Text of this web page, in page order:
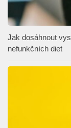
Jak dosáhnout
nefunkčních diet